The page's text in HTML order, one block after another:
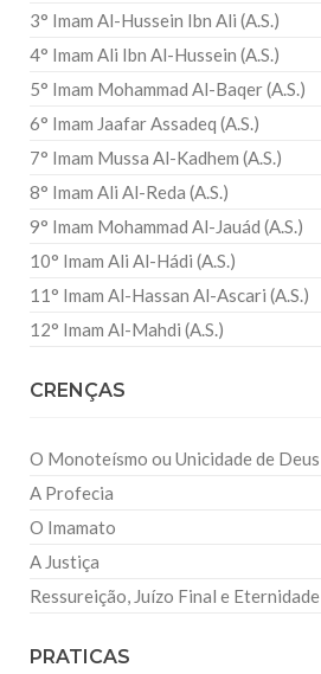
3° Imam Al-Hussein Ibn Ali (A.S.)
4° Imam Ali Ibn Al-Hussein (A.S.)
5° Imam Mohammad Al-Baqer (A.S.)
6° Imam Jaafar Assadeq (A.S.)
7° Imam Mussa Al-Kadhem (A.S.)
8° Imam Ali Al-Reda (A.S.)
9° Imam Mohammad Al-Jauád (A.S.)
10° Imam Ali Al-Hádi (A.S.)
11° Imam Al-Hassan Al-Ascari (A.S.)
12° Imam Al-Mahdi (A.S.)
CRENÇAS
O Monoteísmo ou Unicidade de Deus
A Profecia
O Imamato
A Justiça
Ressureição, Juízo Final e Eternidade
PRATICAS